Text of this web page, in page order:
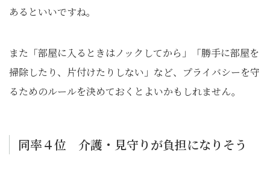
あるといいですね。
また「部屋に入るときはノックしてから」「勝手に部屋を
掃除したり、片付けたりしない」など、プライバシーを守
るためのルールを決めておくとよいかもしれません。
同率４位 介護・見守りが負担になりそう